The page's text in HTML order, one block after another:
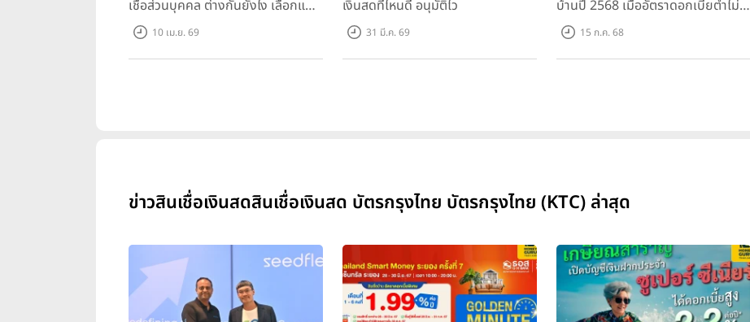
เชื่อส่วนบุคคล ต่างกันยังไง เลือกแบบ
ไหนให้ตอบโจทย์?
10 เม.ย. 69
เงินสดที่ไหนดี อนุมัติไว
31 มี.ค. 69
บ้านปี 2568 เมื่ออัตราดอกเบี้ยต่ำไม่ใช่
คำตอบเดียว
15 ก.ค. 68
ข่าวสินเชื่อเงินสดสินเชื่อเงินสด บัตรกรุงไทย บัตรกรุงไทย (KTC) ล่าสุด